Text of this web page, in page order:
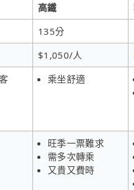
高鐵
135分
$1,050/人
乘坐舒適
旺季一票難求
需多次轉乘
又貴又費時